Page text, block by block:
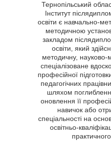
Тернопільський
Інститут
освіти є навчально-
методичною
закладом
освіти, який
методичну, науково-
спеціалізоване
професійної
педагогічних
шляхом
оновлення її
навичок або
спеціальності на
освітньо-